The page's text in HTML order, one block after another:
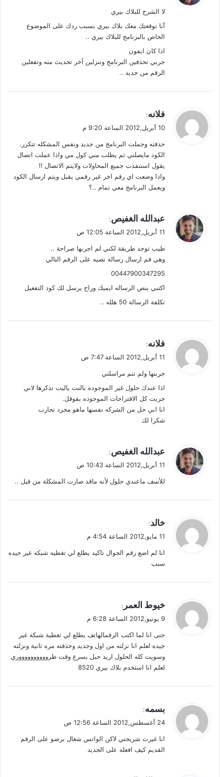
ل
لا الشرح للبلاك بيري
أنا توقعتك معك بلاك بيري بسبب ردك على الموضوع
الخاص بالبرنامج للبلاك بيري ..
اذا كان ايفون
جربي تحذفين البرنامج وتنزلين آخر تحديث منه وتفعلين
الرقم من جديد ..
ي
ق
ل
فلانه:
10 أبريل,2012 الساعة 9:20 م
حذفته وحملت البرنامج من جديد ونفس المشكله تتكرر.
الكود مايصلني ثم يطلب مني كول مي واذا عملت اتصال
يقول استنفذت جميع المحاولات ولايتم الاتصال !!
واذا وضعت اي رقم اخر غير رقمي يقبل ويتم ارسال الكود
ويعمل البرنامج معي تمام ..؟
ي
ق
ل
عبدالله الغفيص:
11 أبريل,2012 الساعة 12:05 ص
طيب توجد طريقة لكني لم اجربها صراحة ..
وهي قم ارسال رسالة نصيه على الرقم التالي
00447900347295
اكتبي بنص الرساله ايميك وراح يرسل لك كود التفعيل
تكلفة الرسالة 50 هلله ..
ي
ق
ل
فلانه:
11 أبريل,2012 الساعة 7:47 ص
جربتها ولم تتم مراسلتي
اذا عندك حلول غير الموجوده بالنت ياليت تذكرها لاني
جربت كل الاقتراحات الموجوده بقوقل.
انا ابي حل من الشركه نفسها ماهو مجرد تجارب
شكرا لك
ي
ق
ل
عبدالله الغفيص:
11 أبريل,2012 الساعة 10:43 ص
للأسف ماعندي حلول لأنه ماقد صارت المشكلة من قبل ..
ي
ق
ل
خالد:
11 مايو,2012 الساعة 4:54 م
انا لم اضع رقم الجوال تاكيد يطلع لي تغطيه شبكه غير جيده
سبب
ي
ق
ل
خيوط العمر :
9 يونيو,2012 الساعة 6:28 م
حتى انا لما اكتب الرقمالهاتف يطلع لي تغطية شبكة غير
جيده لعلم انا نزلته من اول وجديد وحذفته مره ثانية ونزلته
وسويت كله الحلول اريد حبل بسرع وقت ظرووووووووووري
لعلم انا استخدم بلاك بيري 8520
ق
ل
بسمه:
24 أغسطس,2012 الساعة 12:56 ص
انا غيرت شريحتي لاكن الواتس شغال برضو على الرقم
القديم كيف افعله على الجديد